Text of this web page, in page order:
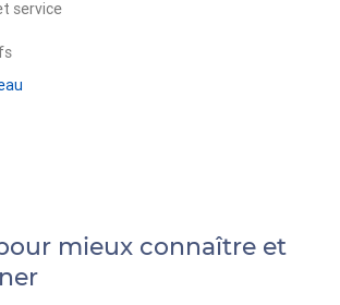
service
mieux connaître et